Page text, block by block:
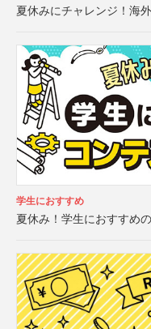
夏休みにチャレンジ！海
学生におすすめ
夏休み！学生におすすめ